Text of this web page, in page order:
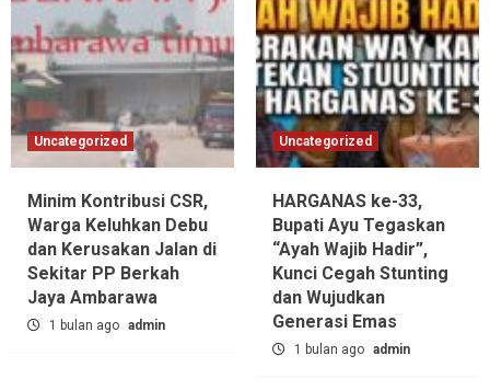
Uncategorized
Minim Kontribusi CSR,
Warga Keluhkan Debu
dan Kerusakan Jalan di
Sekitar PP Berkah
Jaya Ambarawa‎
1 bulan ago admin
Uncategorized
HARGANAS ke-33,
Bupati Ayu Tegaskan
“Ayah Wajib Hadir”,
Kunci Cegah Stunting
dan Wujudkan
Generasi Emas
1 bulan ago admin